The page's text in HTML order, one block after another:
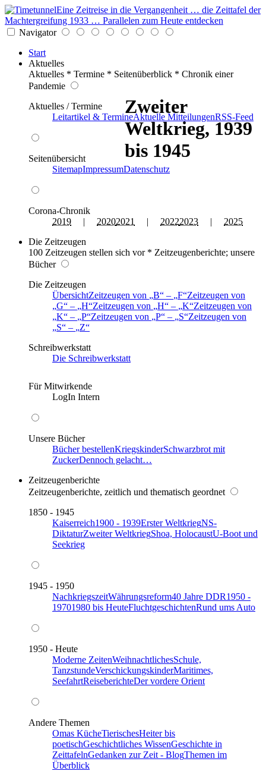
Eine Zeitreise in die Vergangenheit … die Zeittafel der
Machtergreifung 1933 … Parallelen zum Heute entdecken
Navigator
Start
Aktuelles
Aktuelles * Termine * Seitenüberblick * Chronik einer
Pandemie
Aktuelles / Termine
Leitartikel & TermineAktuelle MitteilungenRSS-Feed
Seitenübersicht
SitemapImpressumDatenschutz
Corona-Chronik
2019 | 20202021 | 20222023 | 2025
Die Zeitzeugen
100 Zeitzeugen stellen sich vor * Zeitzeugenberichte; unsere
Bücher
Die Zeitzeugen
ÜbersichtZeitzeugen von B – F Zeitzeugen von
G
– H Zeitzeugen von H – K Zeitzeugen von
K
– P Zeitzeugen von P – S Zeitzeugen von
S
–
Z
Schreibwerkstatt
Die Schreibwerkstatt
Für Mitwirkende
LogIn Intern
Unsere Bücher
Bücher bestellenKriegskinderSchwarzbrot mit
ZuckerDennoch gelacht…
Zeitzeugenberichte
Zeitzeugenberichte, zeitlich und thematisch geordnet
1850 - 1945
Kaiserreich1900 - 1939Erster WeltkriegNS-
DiktaturZweiter WeltkriegShoa, HolocaustU-Boot und
Seekrieg
1945 - 1950
NachkriegszeitWährungsreform40 Jahre DDR1950 -
19701980 bis HeuteFluchtgeschichtenRund ums Auto
1950 - Heute
Moderne ZeitenWeihnachtlichesSchule,
TanzstundeVerschickungskinderMaritimes,
SeefahrtReiseberichteDer vordere Orient
Andere Themen
Omas KücheTierischesHeiter bis
poetischGeschichtliches WissenGeschichte in
ZeittafelnGedanken zur Zeit - BlogThemen im
Überblick
Zweiter
Weltkrieg, 1939
bis 1945